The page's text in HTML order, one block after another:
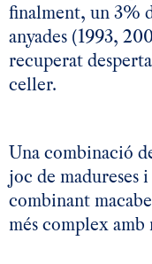
finalment, un 3%
anyades (1993,
recuperat
celler.
Una combinació
joc de madureses
combinant
més complex amb